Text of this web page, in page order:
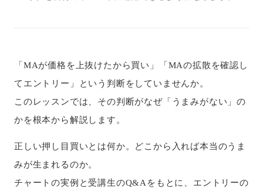
「MAが価格を上抜けたから買い」「MAの拡散を確認し
てエントリー」という判断をしていませんか。
このレッスンでは、その判断がなぜ「うまみがない」の
かを根本から解説します。
正しい押し目買いとは何か。どこから入れば本当のうま
みが生まれるのか。
チャートの実例と受講生のQ&Aをもとに、エントリーの